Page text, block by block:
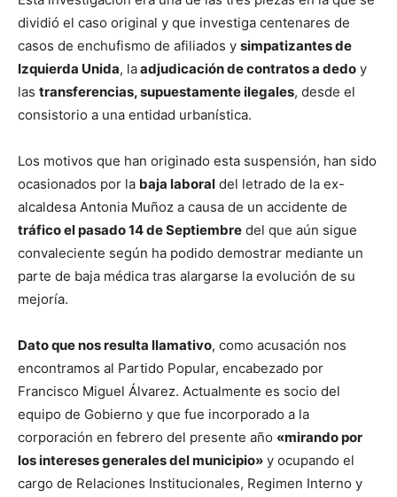
dividió el caso original y que investiga centenares de
casos de enchufismo de afiliados y simpatizantes de
Izquierda Unida, laadjudicación de contratos a dedo y
las transferencias, supuestamente ilegales, desde el
consistorio a una entidad urbanística.
Los motivos que han originado esta suspensión, han sido
ocasionados por la baja laboral del letrado de la ex-
alcaldesa Antonia Muñoz a causa de un accidente de
tráfico el pasado 14 de Septiembre del que aún sigue
convaleciente según ha podido demostrar mediante un
parte de baja médica tras alargarse la evolución de su
mejoría.
Dato que nos resulta llamativo, como acusación nos
encontramos al Partido Popular, encabezado por
Francisco Miguel Álvarez. Actualmente es socio del
equipo de Gobierno y que fue incorporado a la
corporación en febrero del presente año «mirando por
los intereses generales del municipio» y ocupando el
cargo de Relaciones Institucionales, Regimen Interno y